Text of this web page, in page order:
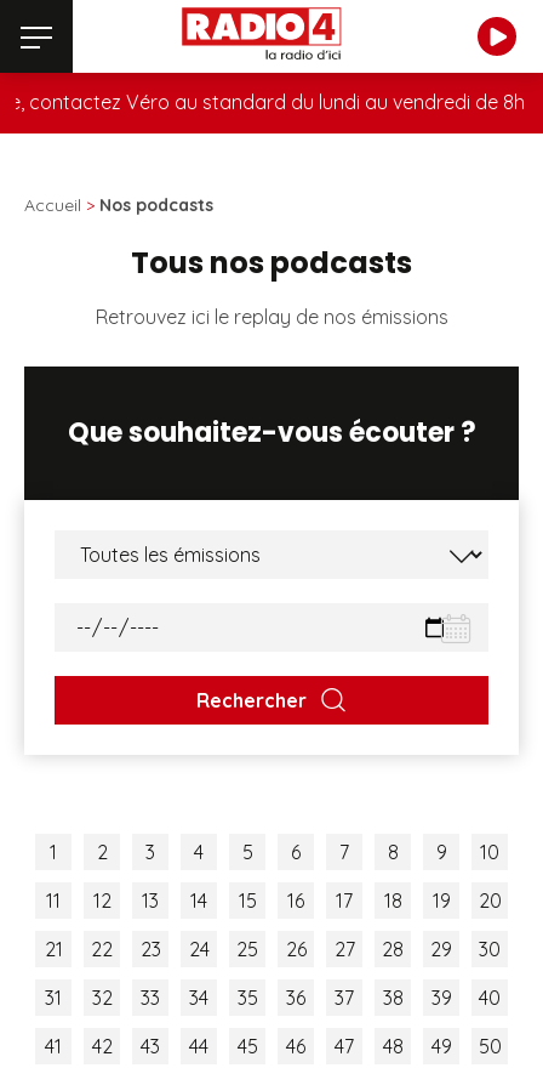
contactez Véro au standard du lundi au vendredi de 8h à
Accueil > Nos podcasts
Tous nos podcasts
Retrouvez ici le replay de nos émissions
Que souhaitez-vous écouter ?
Rechercher
1 2 3 4 5 6 7 8 9
10
11
12 13 14 15 16 17 18 19
20
21
22 23 24 25 26 27 28 29
30
31
32 33 34 35 36 37 38 39
40
41
42 43 44 45 46 47 48 49
50